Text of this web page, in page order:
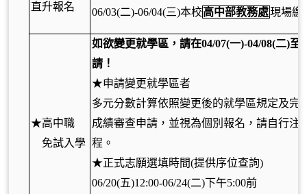
直升報名
06/03(二)-06/04(三)本校高中部教務處現場繳
★高中職
免試入學
如欲變更就學區，請在04/07(一)-04/08(二)至
請！
★申請變更就學區者
多元分數計算依照變更後的就學區規定及完
成績審查申請，並視為個別報名，請自行注
程。
★正式志願選填時間(提供序位查詢)
06/20(五)12:00-06/24(二)下午5:00前